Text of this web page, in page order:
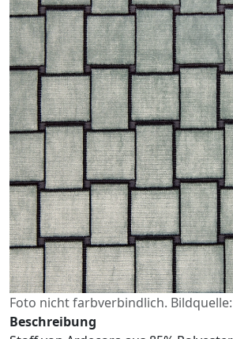
Foto nicht farbverbindlich.
Beschreibung